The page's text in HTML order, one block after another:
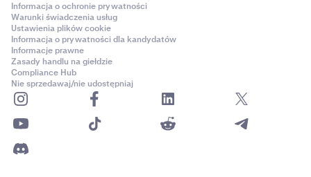
Informacja o ochronie prywatności
Warunki świadczenia usług
Ustawienia plików cookie
Informacja o prywatności dla kandydatów
Informacje prawne
Zasady handlu na giełdzie
Compliance Hub
Nie sprzedawaj/nie udostępniaj